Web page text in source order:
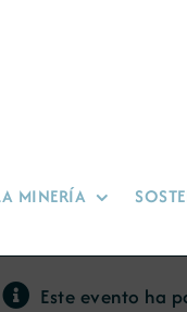
MINERÍA
Este evento ha